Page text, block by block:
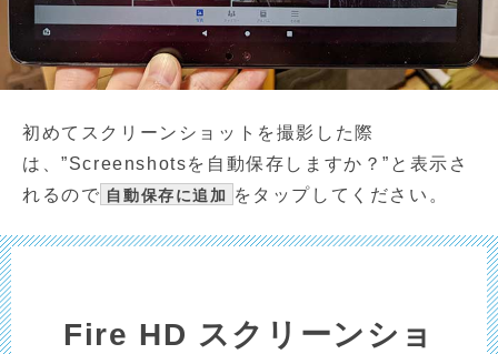
初めてスクリーンショットを撮影した際
は、”Screenshotsを自動保存しますか？”と表示さ
れるので 自動保存に追加 をタップしてください。
Fire HD スクリーンショ